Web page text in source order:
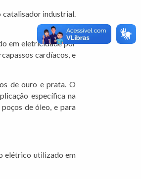
catalisador industrial.
em eletricidade por
cardíacos, e
de ouro e prata. O
específica na
de óleo, e para
elétrico utilizado em